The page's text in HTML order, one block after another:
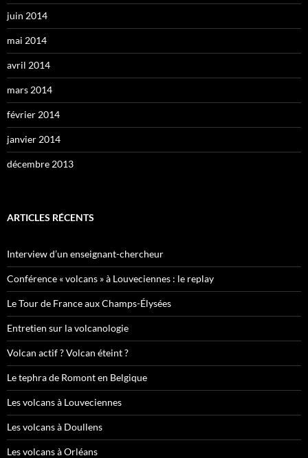
juin 2014
mai 2014
avril 2014
mars 2014
février 2014
janvier 2014
décembre 2013
ARTICLES RÉCENTS
Interview d’un enseignant-chercheur
Conférence « volcans » à Louveciennes : le replay
Le Tour de France aux Champs-Élysées
Entretien sur la volcanologie
Volcan actif ? Volcan éteint ?
Le tephra de Romont en Belgique
Les volcans à Louveciennes
Les volcans à Doullens
Les volcans à Orléans